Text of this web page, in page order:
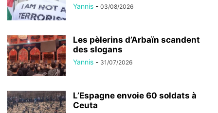
Yannis - 03/08/2026
Les pèlerins d’Arbaïn scandent
des slogans
Yannis - 31/07/2026
L’Espagne envoie 60 soldats à
Ceuta